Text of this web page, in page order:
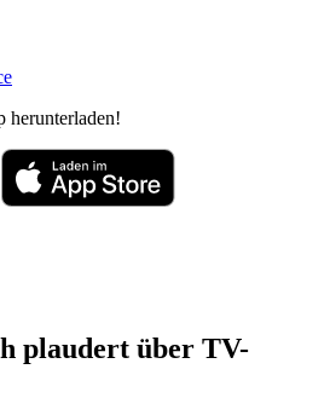
herunterladen!
plaudert über TV-